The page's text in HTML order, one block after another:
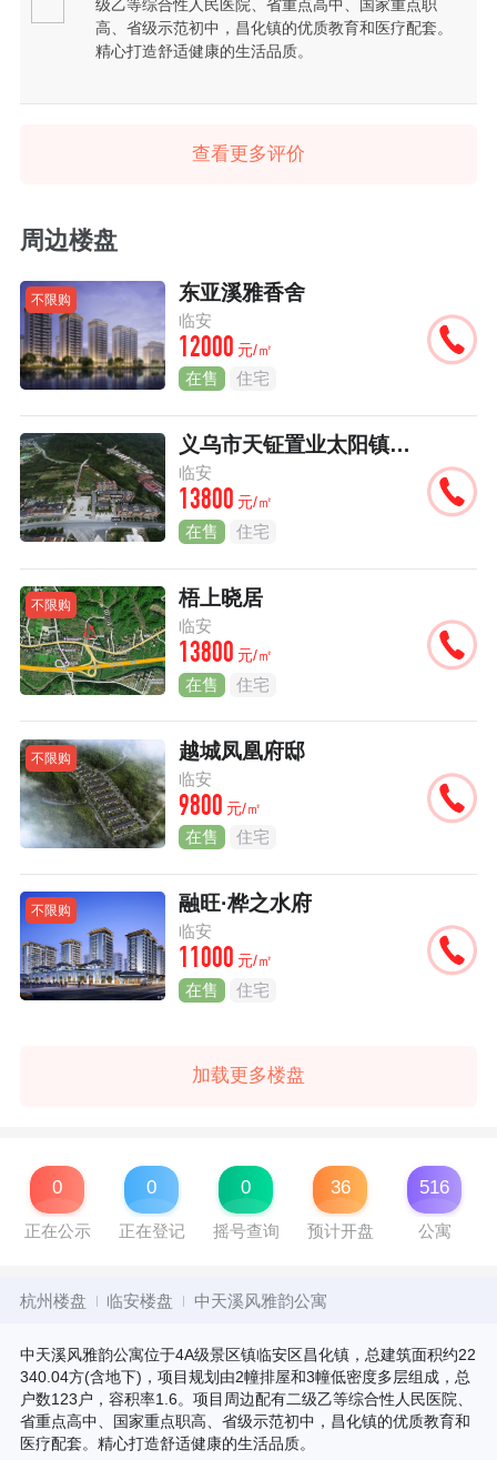
级乙等综合性人民医院、省重点高中、国家重点职
高、省级示范初中，昌化镇的优质教育和医疗配套。
精心打造舒适健康的生活品质。
查看更多评价
周边楼盘
不限购 东亚溪雅香舍
临安
12000 元/㎡
在售 住宅
义乌市天钲置业太阳镇项目
临安
13800 元/㎡
在售 住宅
不限购 梧上晓居
临安
13800 元/㎡
在售 住宅
不限购 越城凤凰府邸
临安
9800 元/㎡
在售 住宅
不限购 融旺·桦之水府
临安
11000 元/㎡
在售 住宅
加载更多楼盘
0
正在公示
0
正在登记
0
摇号查询
36
预计开盘
516
公寓
杭州楼盘 临安楼盘 中天溪风雅韵公寓
中天溪风雅韵公寓位于4A级景区镇临安区昌化镇，总建筑面积约22
340.04方(含地下)，项目规划由2幢排屋和3幢低密度多层组成，总
户数123户，容积率1.6。项目周边配有二级乙等综合性人民医院、
省重点高中、国家重点职高、省级示范初中，昌化镇的优质教育和
医疗配套。精心打造舒适健康的生活品质。